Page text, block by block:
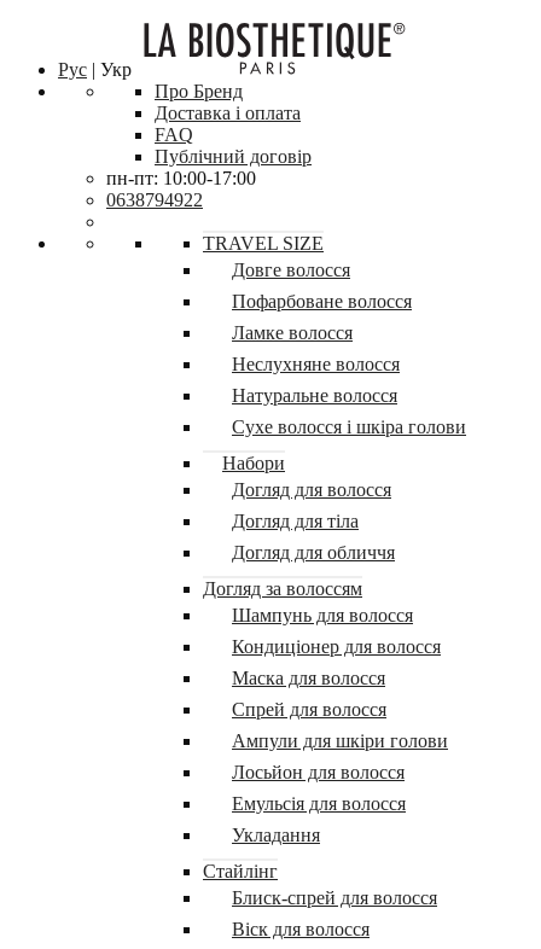
Рус | Укр
Про Бренд
Доставка і оплата
FAQ
Публічний договір
пн-пт: 10:00-17:00
0638794922
TRAVEL SIZE
Довге волосся
Пофарбоване волосся
Ламке волосся
Неслухняне волосся
Натуральне волосся
Сухе волосся і шкіра голови
Набори
Догляд для волосся
Догляд для тіла
Догляд для обличчя
Догляд за волоссям
Шампунь для волосся
Кондиціонер для волосся
Маска для волосся
Спрей для волосся
Ампули для шкіри голови
Лосьйон для волосся
Емульсія для волосся
Укладання
Стайлінг
Блиск-спрей для волосся
Віск для волосся